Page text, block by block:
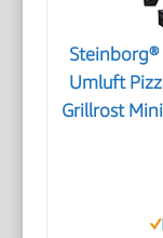
Umluft
Grillrost